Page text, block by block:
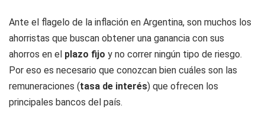
Ante el flagelo de la inflación en Argentina, son muchos los
ahorristas que buscan obtener una ganancia con sus
ahorros en el plazo fijo y no correr ningún tipo de riesgo.
Por eso es necesario que conozcan bien cuáles son las
remuneraciones (tasa de interés) que ofrecen los
principales bancos del país.